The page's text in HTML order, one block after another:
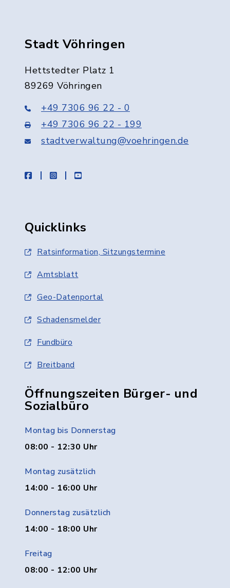
Stadt Vöhringen
Hettstedter Platz 1
89269 Vöhringen
+49 7306 96 22 - 0
+49 7306 96 22 - 199
stadtverwaltung@voehringen.de
facebookinstagramyoutube
Quicklinks
Ratsinformation, Sitzungstermine
Amtsblatt
Geo-Datenportal
Schadensmelder
Fundbüro
Breitband
Öffnungszeiten Bürger- und
Sozialbüro
Montag bis Donnerstag
08:00 - 12:30 Uhr
Montag zusätzlich
14:00 - 16:00 Uhr
Donnerstag zusätzlich
14:00 - 18:00 Uhr
Freitag
08:00 - 12:00 Uhr